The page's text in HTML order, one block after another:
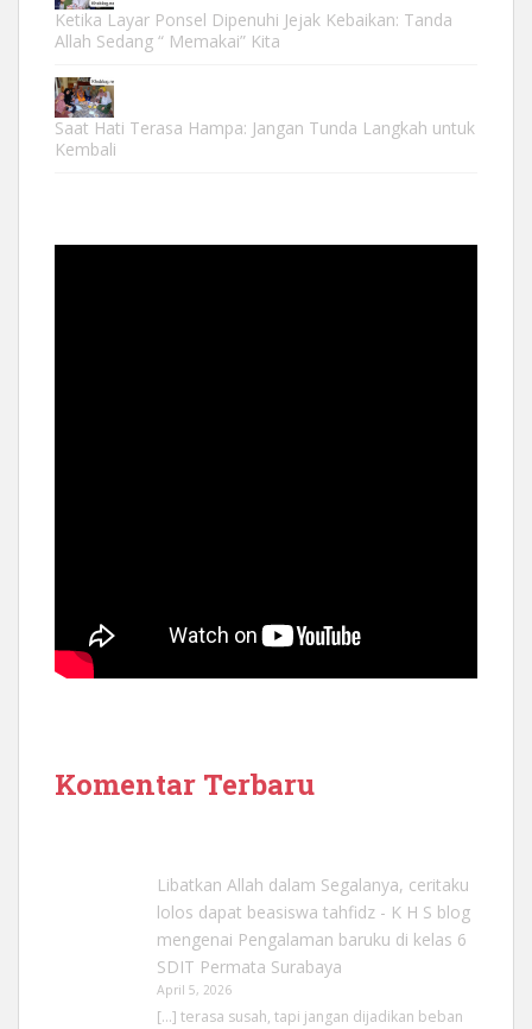
Ketika Layar Ponsel Dipenuhi Jejak Kebaikan: Tanda
Allah Sedang “ Memakai” Kita
Saat Hati Terasa Hampa: Jangan Tunda Langkah untuk
Kembali
Komentar Terbaru
Libatkan Allah dalam Segalanya, ceritaku
lolos dapat beasiswa tahfidz - K H S blog
mengenai Pengalaman baruku di kelas 6
SDIT Permata Surabaya
April 5, 2026
[…] terasa susah, tapi jangan dijadikan beban